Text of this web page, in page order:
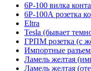
6Р-100 вилка
6Р-100А розетка
Eltra
Tesla (бывает
ГРПМ розетка (с
Импортные
Ламель желтая
Ламель желтая